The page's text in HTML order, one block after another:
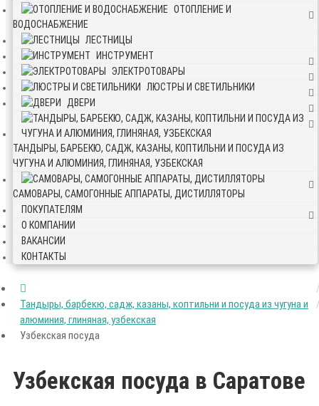
ОТОПЛЕНИЕ И
ВОДОСНАБЖЕНИЕ
ЛЕСТНИЦЫ
ИНСТРУМЕНТ
ЭЛЕКТРОТОВАРЫ
ЛЮСТРЫ И СВЕТИЛЬНИКИ
ДВЕРИ
ТАНДЫРЫ, БАРБЕКЮ, САДЖ, КАЗАНЫ, КОПТИЛЬНИ И ПОСУДА ИЗ
ЧУГУНА И АЛЮМИНИЯ, ГЛИНЯНАЯ, УЗБЕКСКАЯ
САМОВАРЫ, САМОГОННЫЕ АППАРАТЫ, ДИСТИЛЛЯТОРЫ
ПОКУПАТЕЛЯМ
О КОМПАНИИ
ВАКАНСИИ
КОНТАКТЫ
Тандыры, барбекю, садж, казаны, коптильни и посуда из чугуна и
алюминия, глиняная, узбекская
Узбекская посуда
Узбекская посуда в Саратове